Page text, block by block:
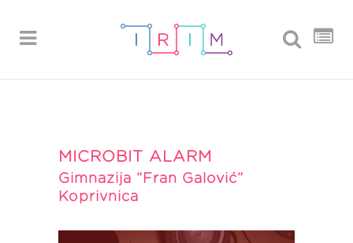
MICROBIT ALARM
Gimnazija “Fran Galović”
Koprivnica